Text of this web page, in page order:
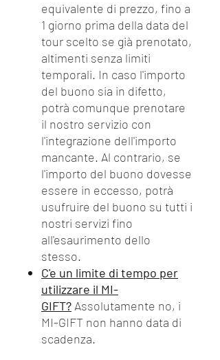
equivalente di prezzo, fino a
1 giorno prima della data del
tour scelto se già prenotato,
altimenti senza limiti
temporali. In caso l'importo
del buono sia in difetto,
potrà comunque prenotare
il nostro servizio con
l'integrazione dell'importo
mancante. Al contrario, se
l'importo del buono dovesse
essere in eccesso, potrà
usufruire del buono su tutti i
nostri servizi fino
all'esaurimento dello
stesso.
C'e un limite di tempo per
utilizzare il MI-
GIFT? Assolutamente no, i
MI-GIFT non hanno data di
scadenza.